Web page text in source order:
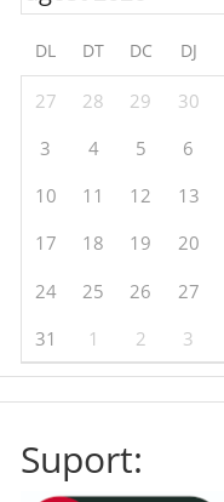
DL DT DC DJ
27 28 29 30
3
4 5 6
10
11 12 13
17
18 19 20
24
25 26 27
31
1 2 3
Suport: